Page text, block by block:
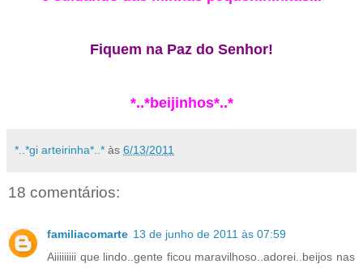
Fiquem na Paz do Senhor!
*..*beijinhos*..*
*..*gi arteirinha*..* às 6/13/2011
18 comentários:
familiacomarte 13 de junho de 2011 às 07:59
Aiiiiiiiii que lindo..gente ficou maravilhoso..adorei..beijos nas